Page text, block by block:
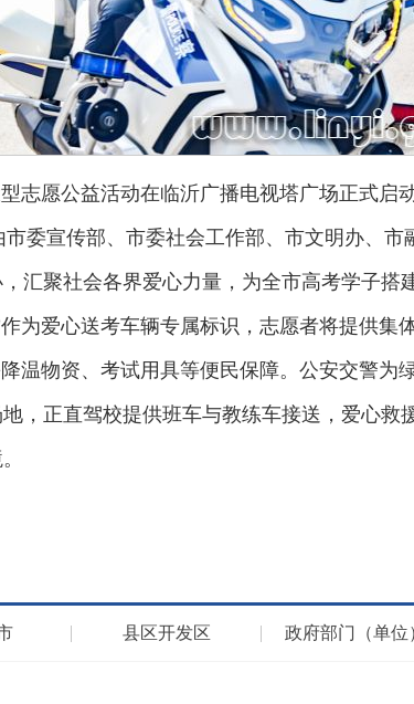
志愿公益活动在临沂广播电视塔广场正式启
委宣传部、市委社会工作部、市文明办、
汇聚社会各界爱心力量，为全市高考学子搭
为爱心送考车辆专属标识，志愿者将提供集
温物资、考试用具等便民保障。公安交警为
，正直驾校提供班车与教练车接送，爱心救
县区开发区 政府部门（单位